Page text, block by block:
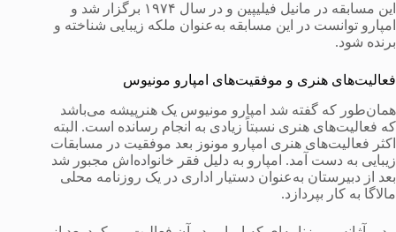
این مسابقه در مانیل فیلیپین و در سال ۱۹۷۴ برگزار شد و
امپارو توانست در این مسابقه به‌عنوان ملکه زیبایی شناخته و
برنده شود.
فعالیت‌های هنری و موفقیت‌های امپارو مونیوس
همان‌طور که گفته شد امپارو مونیوس یک هنرپیشه می‌باشد
که فعالیت‌های هنری نسبتاً زیادی به انجام رسانده است. البته
اکثر فعالیت‌های هنری امپارو مونوز بعد موفقیت در مسابقات
زیبایی به دست آمد. امپارو به دلیل فقر خانواده‌اش مجبور شد
بعد از دبیرستان به‌عنوان دستیار اداری در یک روزنامه محلی
مالاگا به کار بپردازد.